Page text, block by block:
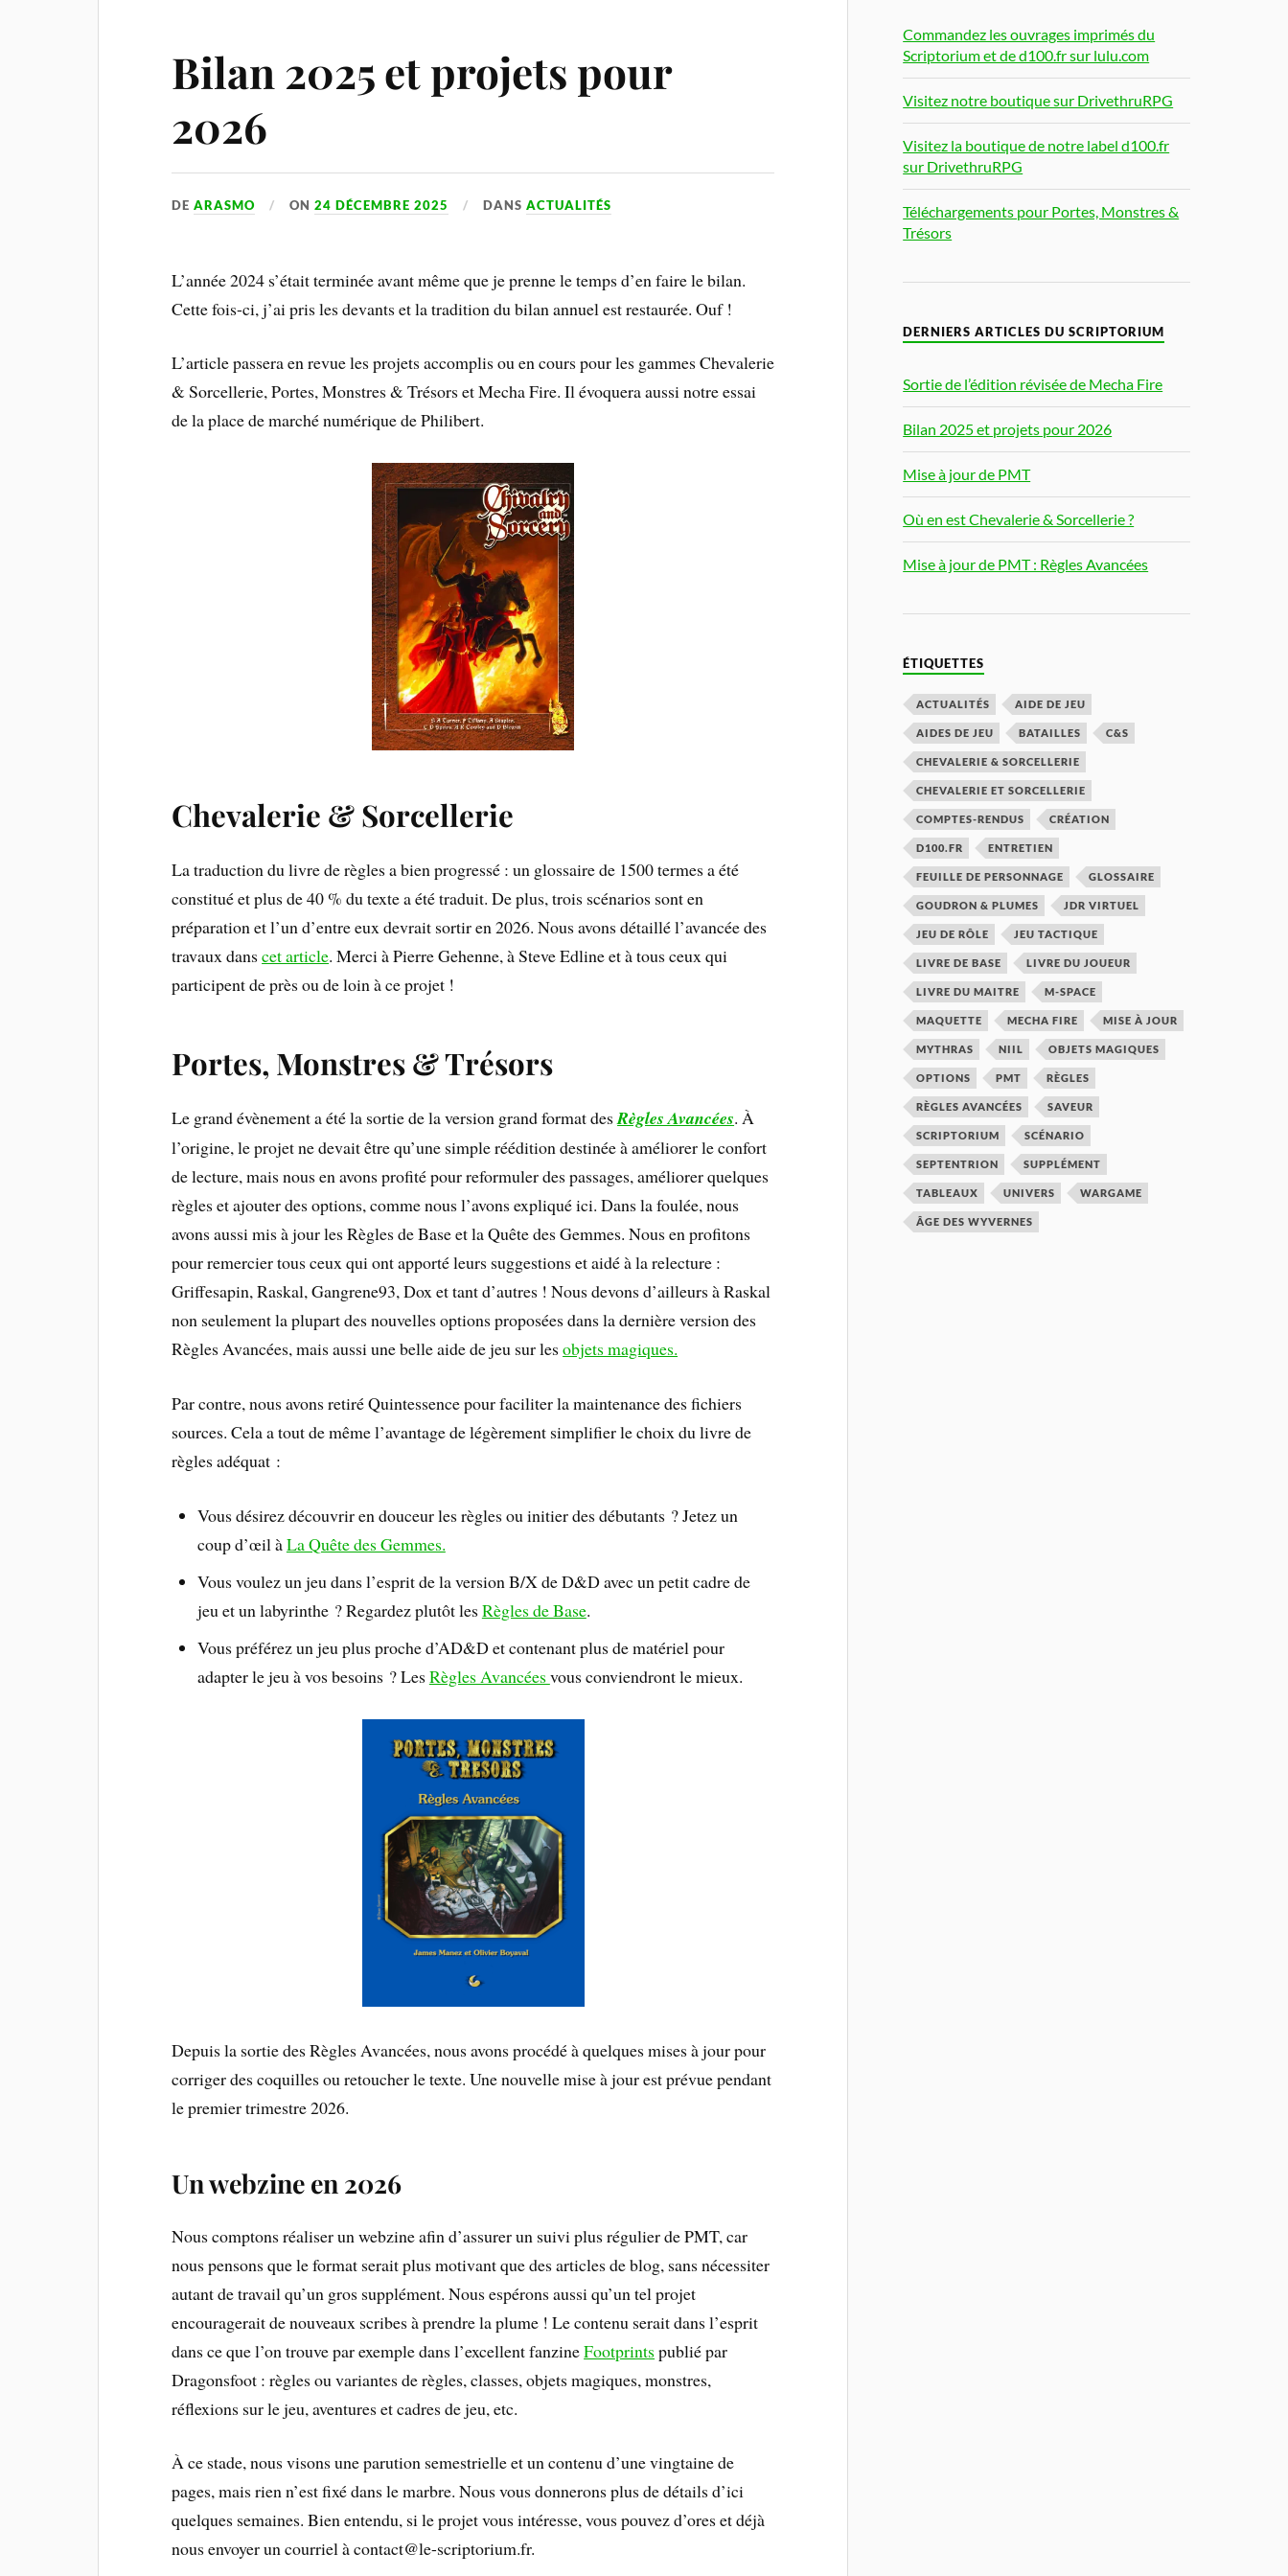
Bilan 2025 et projets pour
2026
DEARASMO ON24 DÉCEMBRE 2025 DANSACTUALITÉS
L’année 2024 s’était terminée avant même que je prenne le temps d’en faire le bilan.
Cette fois-ci, j’ai pris les devants et la tradition du bilan annuel est restaurée. Ouf !
L’article passera en revue les projets accomplis ou en cours pour les gammes Chevalerie
& Sorcellerie, Portes, Monstres & Trésors et Mecha Fire. Il évoquera aussi notre essai
de la place de marché numérique de Philibert.
Chevalerie & Sorcellerie
La traduction du livre de règles a bien progressé : un glossaire de 1500 termes a été
constitué et plus de 40 % du texte a été traduit. De plus, trois scénarios sont en
préparation et l’un d’entre eux devrait sortir en 2026. Nous avons détaillé l’avancée des
travaux danscet article. Merci à Pierre Gehenne, à Steve Edline et à tous ceux qui
participent de près ou de loin à ce projet !
Portes, Monstres & Trésors
Le grand évènement a été la sortie de la version grand format desRègles Avancées. À
l’origine, le projet ne devait être qu’une simple réédition destinée à améliorer le confort
de lecture, mais nous en avons profité pour reformuler des passages, améliorer quelques
règles et ajouter des options, comme nous l’avons expliqué ici. Dans la foulée, nous
avons aussi mis à jour les Règles de Base et la Quête des Gemmes. Nous en profitons
pour remercier tous ceux qui ont apporté leurs suggestions et aidé à la relecture :
Griffesapin, Raskal, Gangrene93, Dox et tant d’autres ! Nous devons d’ailleurs à Raskal
non seulement la plupart des nouvelles options proposées dans la dernière version des
Règles Avancées, mais aussi une belle aide de jeu sur lesobjets magiques.
Par contre, nous avons retiré Quintessence pour faciliter la maintenance des fichiers
sources. Cela a tout de même l’avantage de légèrement simplifier le choix du livre de
règles adéquat :
Vous désirez découvrir en douceur les règles ou initier des débutants ? Jetez un
coup d’œil àLa Quête des Gemmes.
Vous voulez un jeu dans l’esprit de la version B/X de D&D avec un petit cadre de
jeu et un labyrinthe ? Regardez plutôt lesRègles de Base.
Vous préférez un jeu plus proche d’AD&D et contenant plus de matériel pour
adapter le jeu à vos besoins ? LesRègles Avancéesvous conviendront le mieux.
Depuis la sortie des Règles Avancées, nous avons procédé à quelques mises à jour pour
corriger des coquilles ou retoucher le texte. Une nouvelle mise à jour est prévue pendant
le premier trimestre 2026.
Un webzine en 2026
Nous comptons réaliser un webzine afin d’assurer un suivi plus régulier de PMT, car
nous pensons que le format serait plus motivant que des articles de blog, sans nécessiter
autant de travail qu’un gros supplément. Nous espérons aussi qu’un tel projet
encouragerait de nouveaux scribes à prendre la plume ! Le contenu serait dans l’esprit
dans ce que l’on trouve par exemple dans l’excellent fanzineFootprintspublié par
Dragonsfoot : règles ou variantes de règles, classes, objets magiques, monstres,
réflexions sur le jeu, aventures et cadres de jeu, etc.
À ce stade, nous visons une parution semestrielle et un contenu d’une vingtaine de
pages, mais rien n’est fixé dans le marbre. Nous vous donnerons plus de détails d’ici
quelques semaines. Bien entendu, si le projet vous intéresse, vous pouvez d’ores et déjà
nous envoyer un courriel à contact@le-scriptorium.fr.
Commandez les ouvrages imprimés du
Scriptorium et de d100.fr sur lulu.com
Visitez notre boutique sur DrivethruRPG
Visitez la boutique de notre label d100.fr
sur DrivethruRPG
Téléchargements pour Portes, Monstres &
Trésors
DERNIERS ARTICLES DU SCRIPTORIUM
Sortie de l’édition révisée de Mecha Fire
Bilan 2025 et projets pour 2026
Mise à jour de PMT
Où en est Chevalerie & Sorcellerie ?
Mise à jour de PMT : Règles Avancées
ÉTIQUETTES
ACTUALITÉS AIDE DE JEU
AIDES DE JEU BATAILLES C&S
CHEVALERIE & SORCELLERIE
CHEVALERIE ET SORCELLERIE
COMPTES-RENDUS CRÉATION
D100.FR ENTRETIEN
FEUILLE DE PERSONNAGE GLOSSAIRE
GOUDRON & PLUMES JDR VIRTUEL
JEU DE RÔLE JEU TACTIQUE
LIVRE DE BASE LIVRE DU JOUEUR
LIVRE DU MAITRE M-SPACE
MAQUETTE MECHA FIRE MISE À JOUR
MYTHRAS NIIL OBJETS MAGIQUES
OPTIONS PMT RÈGLES
RÈGLES AVANCÉES SAVEUR
SCRIPTORIUM SCÉNARIO
SEPTENTRION SUPPLÉMENT
TABLEAUX UNIVERS WARGAME
ÂGE DES WYVERNES